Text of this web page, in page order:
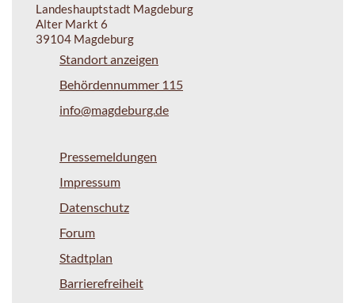
Landeshauptstadt Magdeburg
Alter Markt 6
39104 Magdeburg
Standort anzeigen
Behördennummer 115
info@magdeburg.de
Pressemeldungen
Impressum
Datenschutz
Forum
Stadtplan
Barrierefreiheit